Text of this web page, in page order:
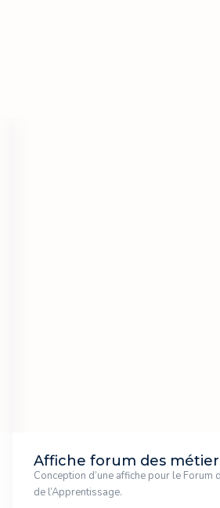
Affiche forum des
Conception d’une affiche pour le
de l’Apprentissage.